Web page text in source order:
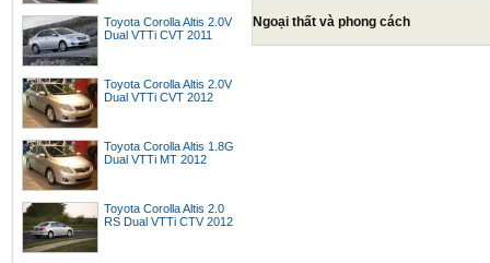
Toyota Corolla Altis 2.0V
Dual VTTi CVT 2011
Toyota Corolla Altis 2.0V
Dual VTTi CVT 2012
Toyota Corolla Altis 1.8G
Dual VTTi MT 2012
Toyota Corolla Altis 2.0
RS Dual VTTi CTV 2012
Ngoại thất và phong cách